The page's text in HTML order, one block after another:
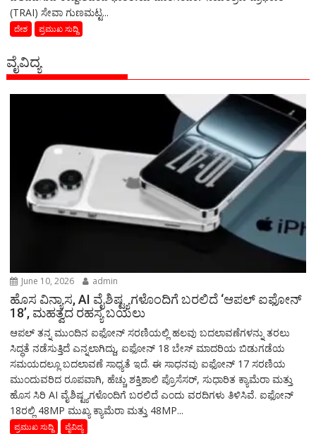
(TRAI) ಸೇವಾ ಗುಣಮಟ್ಟ...
ದೇಶ ಪ್ರಮುಖ ಸುದ್ದಿ
ವೈವಿದ್ಯ
June 10, 2026 admin
ಹೊಸ ವಿನ್ಯಾಸ, AI ವೈಶಿಷ್ಟ್ಯಗಳೊಂದಿಗೆ ಬರಲಿದೆ ‘ಆಪಲ್ ಐಫೋನ್
18’, ಮಹತ್ವದ ರಹಸ್ಯ ಬಯಲು
ಆಪಲ್ ತನ್ನ ಮುಂದಿನ ಐಫೋನ್ ಸರಣಿಯಲ್ಲಿ ಹಲವು ಬದಲಾವಣೆಗಳನ್ನು ತರಲು
ಸಿದ್ಧತೆ ನಡೆಸುತ್ತಿದೆ ಎನ್ನಲಾಗಿದ್ದು, ಐಫೋನ್ 18 ಬೇಸ್ ಮಾದರಿಯ ಬಿಡುಗಡೆಯ
ಸಮಯದಲ್ಲೂ ಬದಲಾವಣೆ ಸಾಧ್ಯತೆ ಇದೆ. ಈ ಸಾಧನವು ಐಫೋನ್ 17 ಸರಣಿಯ
ಮುಂದುವರಿದ ರೂಪವಾಗಿ, ಹೆಚ್ಚು ಶಕ್ತಿಶಾಲಿ ಪ್ರೊಸೆಸರ್, ಸುಧಾರಿತ ಕ್ಯಾಮೆರಾ ಮತ್ತು
ಹೊಸ ಸಿರಿ AI ವೈಶಿಷ್ಟ್ಯಗಳೊಂದಿಗೆ ಬರಲಿದೆ ಎಂದು ವರದಿಗಳು ತಿಳಿಸಿವೆ. ಐಫೋನ್
18ರಲ್ಲಿ 48MP ಮುಖ್ಯ ಕ್ಯಾಮೆರಾ ಮತ್ತು 48MP...
ಪ್ರಮುಖ ಸುದ್ದಿ ವೈವಿದ್ಯ